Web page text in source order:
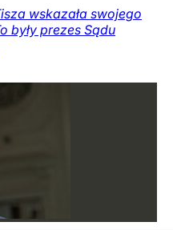
wskazała swojego
były prezes Sądu